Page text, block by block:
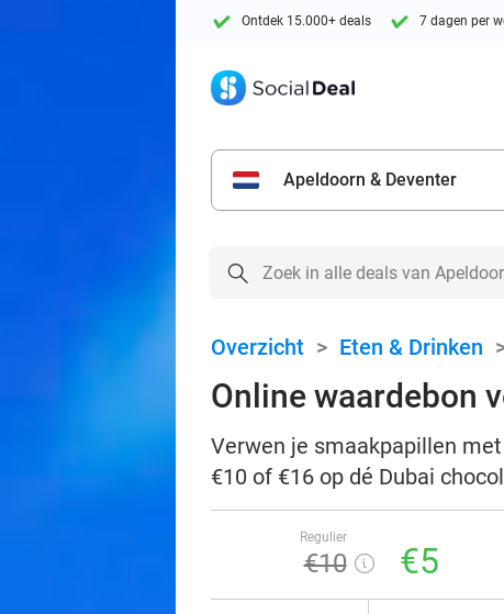
Ontdek 15.000+ deals 7 dagen per
Apeldoorn & Deventer
Overzicht > Eten & Drinken
Online waardebon
Verwen je smaakpapillen
€10 of €16 op dé Dubai
Regulier
€10 €5